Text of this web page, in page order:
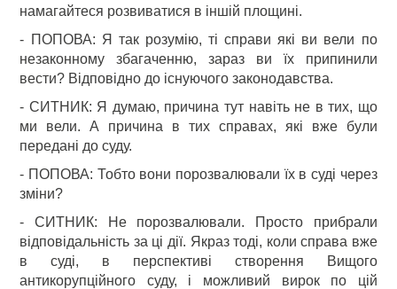
намагайтеся розвиватися в іншій площині.
- ПОПОВА: Я так розумію, ті справи які ви вели по
незаконному збагаченню, зараз ви їх припинили
вести? Відповідно до існуючого законодавства.
- СИТНИК: Я думаю, причина тут навіть не в тих, що
ми вели. А причина в тих справах, які вже були
передані до суду.
- ПОПОВА: Тобто вони порозвалювали їх в суді через
зміни?
- СИТНИК: Не порозвалювали. Просто прибрали
відповідальність за ці дії. Якраз тоді, коли справа вже
в суді, в перспективі створення Вищого
антикорупційного суду, і можливий вирок по цій